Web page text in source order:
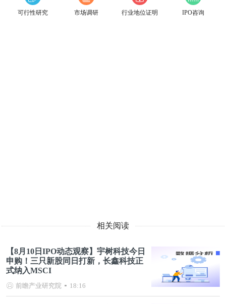
可行性研究 市场调研 行业地位证明 IPO咨询
相关阅读
【8月10日IPO动态观察】宇树科技今日
申购！三只新股同日打新，长鑫科技正
式纳入MSCI
前瞻产业研究院 18:16